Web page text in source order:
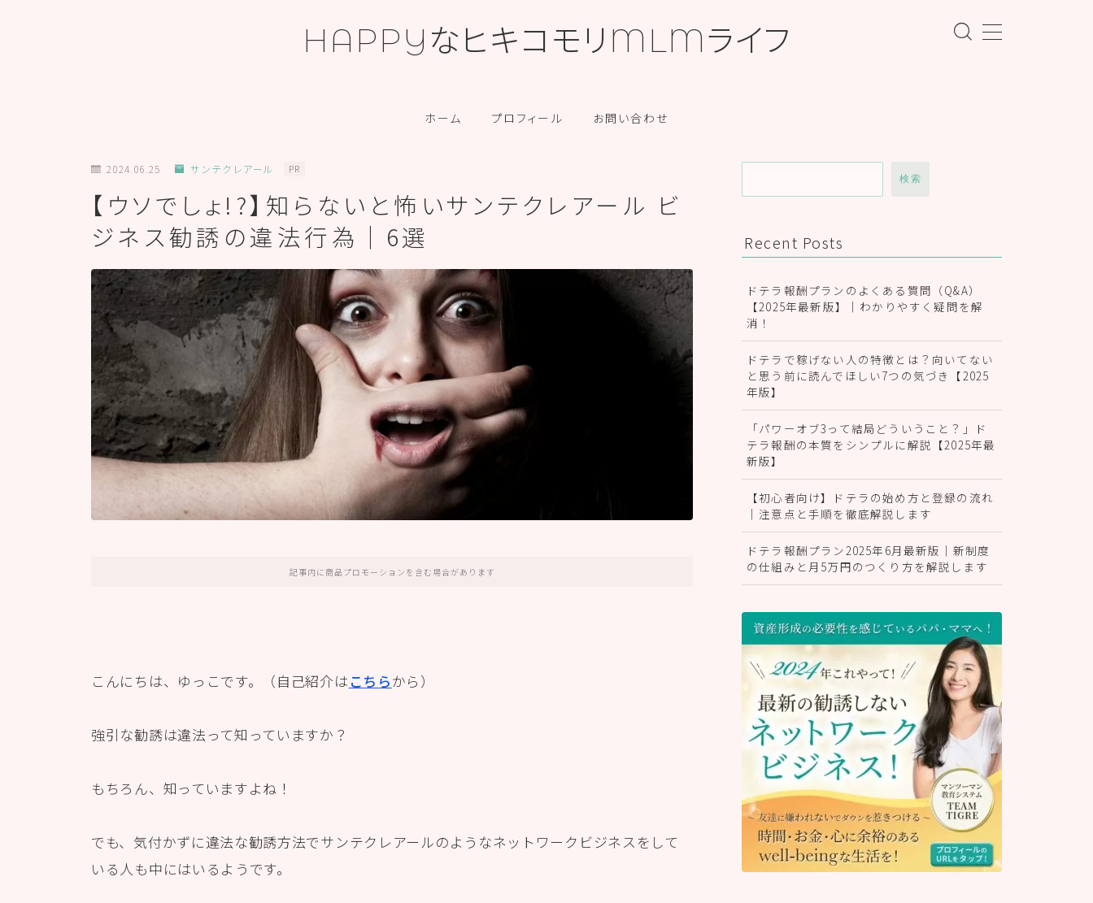
HAPPYなヒキコモリMLMライフ
ホーム プロフィール お問い合わせ
プロフィール
2024.06.25 サンテクレアール PR
【ウソでしょ!?】知らないと怖いサンテクレアール ビ
ジネス勧誘の違法行為｜6選
記事内に商品プロモーションを含む場合があります
こんにちは、ゆっこです。（自己紹介は こちらから）
強引な勧誘は違法って知っていますか？
もちろん、知っていますよね！
でも、気付かずに違法な勧誘方法でサンテクレアールのようなネットワークビジネスをして
いる人も中にはいるようです。
検索
Recent Posts
ドテラ報酬プランのよくある質問（Q&A）
【2025年最新版】｜わかりやすく疑問を解
消！
ドテラで稼げない人の特徴とは？向いてない
と思う前に読んでほしい7つの気づき【2025
年版】
「パワーオブ3って結局どういうこと？」ド
テラ報酬の本質をシンプルに解説【2025年最
新版】
【初心者向け】ドテラの始め方と登録の流れ
｜注意点と手順を徹底解説します
ドテラ報酬プラン2025年6月最新版｜新制度
の仕組みと月5万円のつくり方を解説します